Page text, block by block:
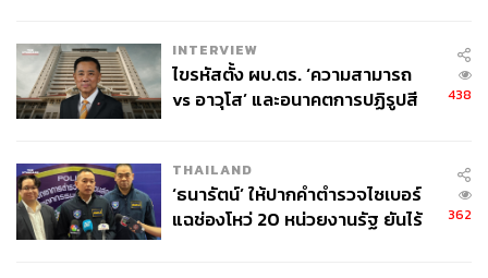
INTERVIEW
ไขรหัสตั้ง ผบ.ตร. ‘ความสามารถ
vs อาวุโส’ และอนาคตการปฏิรูปสี
438
THAILAND
‘ธนารัตน์’ ให้ปากคำตำรวจไซเบอร์
แฉช่องโหว่ 20 หน่วยงานรัฐ ยันไร้
362